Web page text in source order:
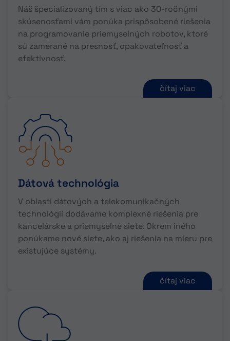
Náš špecializovaný tím s viac ako 30-ročnými
skúsenosťami vám ponúka prispôsobené riešenia
na programovanie priemyselných robotov, ktoré
sú zamerané na presnosť, opakovateľnosť a
efektívnosť.
čítaj viac
Dátová technológia
V oblasti dátových a telekomunikačných
technológií dodávame komplexné riešenia pre
kancelárske a priemyselné siete. Okrem iného
ponúkame nové siete, ako aj riešenia na mieru pre
existujúce systémy.
čítaj viac